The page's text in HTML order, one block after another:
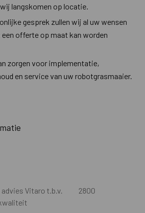
langskomen op locatie.
gesprek zullen wij al uw wensen
offerte op maat kan worden
zorgen voor implementatie,
en service van uw robotgrasmaaier.
Vitaro t.b.v.
2800